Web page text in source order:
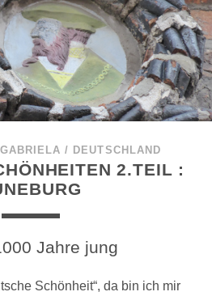
GABRIELA / DEUTSCHLAND
2.TEIL :
Jahre jung
Schönheit“, da bin ich mir